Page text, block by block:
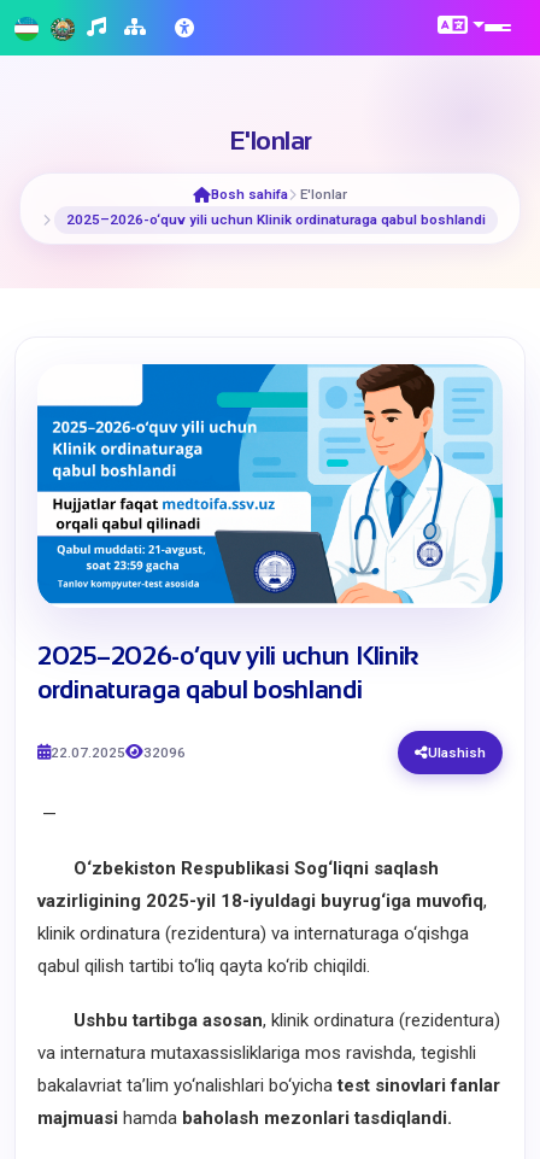
E'lonlar
Bosh sahifa
E'lonlar
2025–2026-o‘quv yili uchun Klinik ordinaturaga qabul boshlandi
2025–2026-o‘quv yili uchun Klinik
ordinaturaga qabul boshlandi
22.07.2025 32096 Ulashish
—
O‘zbekiston Respublikasi Sog‘liqni saqlash
vazirligining 2025-yil 18-iyuldagi buyrug‘iga muvofiq,
klinik ordinatura (rezidentura) va internaturaga o‘qishga
qabul qilish tartibi to‘liq qayta ko‘rib chiqildi.
Ushbu tartibga asosan, klinik ordinatura (rezidentura)
va internatura mutaxassisliklariga mos ravishda, tegishli
bakalavriat ta’lim yo‘nalishlari bo‘yichatest sinovlari fanlar
majmuasi hamda baholash mezonlari tasdiqlandi.